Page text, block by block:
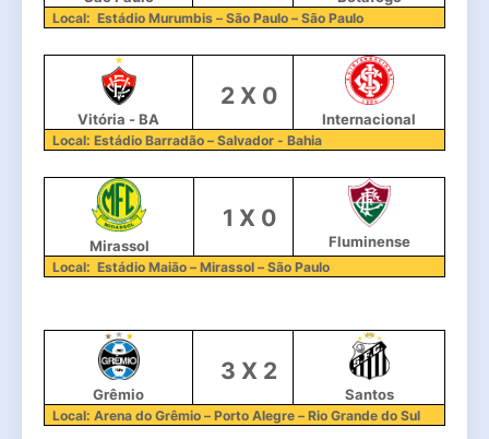
Local:  Estádio Murumbis – São Paulo – São Paulo
Vitória - BA
2 X 0
Internacional
Local: Estádio Barradão – Salvador - Bahia
Mirassol
1 X 0
Fluminense
Local:  Estádio Maião – Mirassol – São Paulo
Grêmio
3 X 2
Santos
Local: Arena do Grêmio – Porto Alegre – Rio Grande do Sul